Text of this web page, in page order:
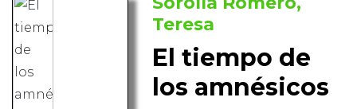
Teresa
El tiempo de
los amnésicos